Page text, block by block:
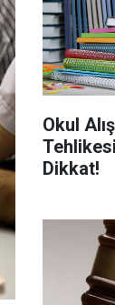
Okul
Dikkat!